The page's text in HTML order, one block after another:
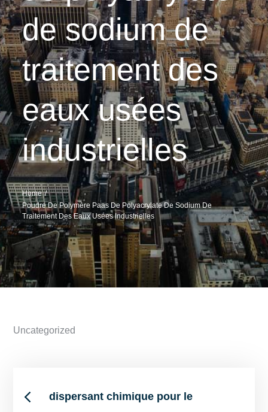
de sodium de
traitement des
eaux usées
industrielles
Home
Poudre De Polymère Paas De Polyacrylate De Sodium De
Traitement Des Eaux Usées Industrielles
Uncategorized
Postdispersant chimique pour le